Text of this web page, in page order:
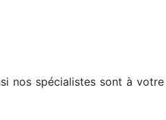
nos spécialistes sont à votre